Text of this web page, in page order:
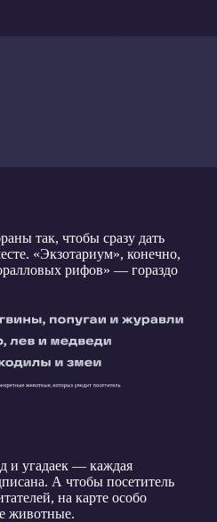
так, чтобы сразу дать
«Экзотариум», конечно,
рифов» — гораздо
и угадаек — каждая
А чтобы посетитель
на карте особо
животные.